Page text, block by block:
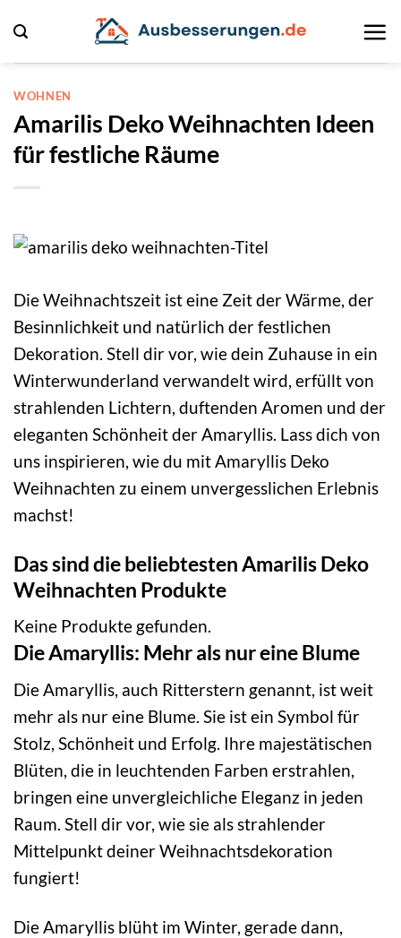
Inhalt
springen
WOHNEN
Amarilis Deko Weihnachten Ideen
für festliche Räume
Die Weihnachtszeit ist eine Zeit der Wärme, der
Besinnlichkeit und natürlich der festlichen
Dekoration. Stell dir vor, wie dein Zuhause in ein
Winterwunderland verwandelt wird, erfüllt von
strahlenden Lichtern, duftenden Aromen und der
eleganten Schönheit der Amaryllis. Lass dich von
uns inspirieren, wie du mit Amaryllis Deko
Weihnachten zu einem unvergesslichen Erlebnis
machst!
Das sind die beliebtesten Amarilis Deko
Weihnachten Produkte
Keine Produkte gefunden.
Die Amaryllis: Mehr als nur eine Blume
Die Amaryllis, auch Ritterstern genannt, ist weit
mehr als nur eine Blume. Sie ist ein Symbol für
Stolz, Schönheit und Erfolg. Ihre majestätischen
Blüten, die in leuchtenden Farben erstrahlen,
bringen eine unvergleichliche Eleganz in jeden
Raum. Stell dir vor, wie sie als strahlender
Mittelpunkt deiner Weihnachtsdekoration
fungiert!
Die Amaryllis blüht im Winter, gerade dann,